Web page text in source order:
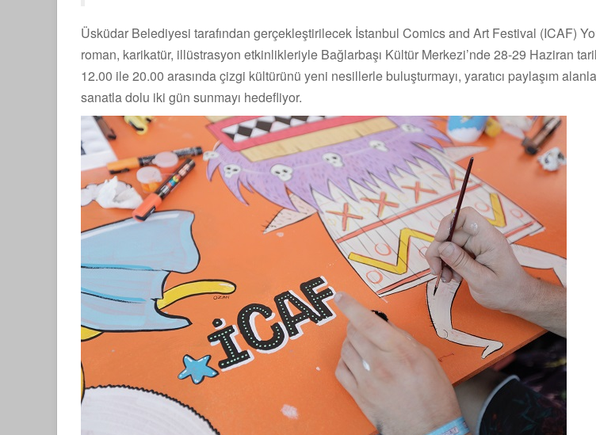
Üsküdar Belediyesi tarafından gerçekleştirilecek İstanbul Comics and Art Festival (ICAF)
roman, karikatür, illüstrasyon etkinlikleriyle Bağlarbaşı Kültür Merkezi’nde 28-29 Haziran
12.00 ile 20.00 arasında çizgi kültürünü yeni nesillerle buluşturmayı, yaratıcı paylaşım
sanatla dolu iki gün sunmayı hedefliyor.